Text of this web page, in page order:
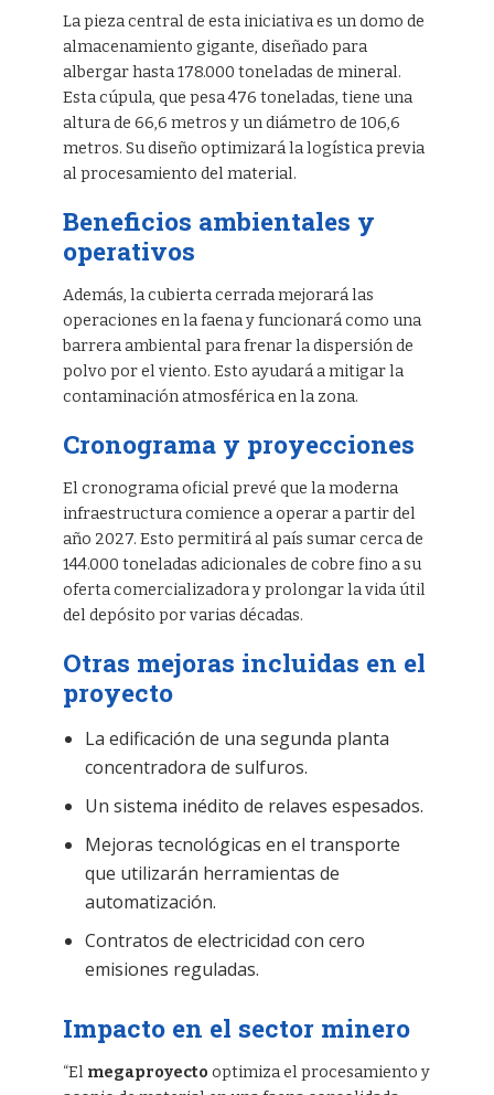
La pieza central de esta iniciativa es un domo de
almacenamiento gigante, diseñado para
albergar hasta 178.000 toneladas de mineral.
Esta cúpula, que pesa 476 toneladas, tiene una
altura de 66,6 metros y un diámetro de 106,6
metros. Su diseño optimizará la logística previa
al procesamiento del material.
Beneficios ambientales y
operativos
Además, la cubierta cerrada mejorará las
operaciones en la faena y funcionará como una
barrera ambiental para frenar la dispersión de
polvo por el viento. Esto ayudará a mitigar la
contaminación atmosférica en la zona.
Cronograma y proyecciones
El cronograma oficial prevé que la moderna
infraestructura comience a operar a partir del
año 2027. Esto permitirá al país sumar cerca de
144.000 toneladas adicionales de cobre fino a su
oferta comercializadora y prolongar la vida útil
del depósito por varias décadas.
Otras mejoras incluidas en el
proyecto
La edificación de una segunda planta
concentradora de sulfuros.
Un sistema inédito de relaves espesados.
Mejoras tecnológicas en el transporte
que utilizarán herramientas de
automatización.
Contratos de electricidad con cero
emisiones reguladas.
Impacto en el sector minero
“El megaproyecto optimiza el procesamiento y